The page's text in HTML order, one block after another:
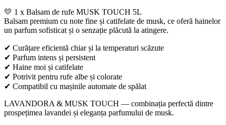
💛 1 x Balsam de rufe MUSK TOUCH 5L
Balsam premium cu note fine și catifelate de musk, ce oferă hainelor
un parfum sofisticat și o senzație plăcută la atingere.
✔ Curățare eficientă chiar și la temperaturi scăzute
✔ Parfum intens și persistent
✔ Haine moi și catifelate
✔ Potrivit pentru rufe albe și colorate
✔ Compatibil cu mașinile automate de spălat
LAVANDORA & MUSK TOUCH — combinația perfectă dintre
prospețimea lavandei și eleganța parfumului de musk.